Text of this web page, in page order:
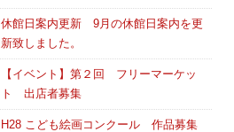
休館日案内更新 9月の休館日案内を更
新致しました。
【イベント】第２回 フリーマーケッ
ト 出店者募集
H28 こども絵画コンクール 作品募集